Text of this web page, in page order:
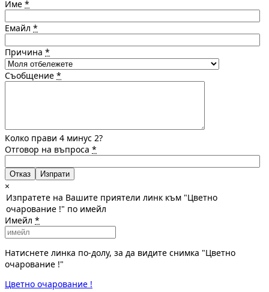
Име *
Емайл *
Причина *
Съобщение *
Колко прави 4 минус 2?
Отговор на въпроса *
Отказ
×
Изпратете на Вашите приятели линк към "Цветно
очарование !" по имейл
Имейл *
Натиснете линка по-долу, за да видите снимка "Цветно
очарование !"
Цветно очарование !